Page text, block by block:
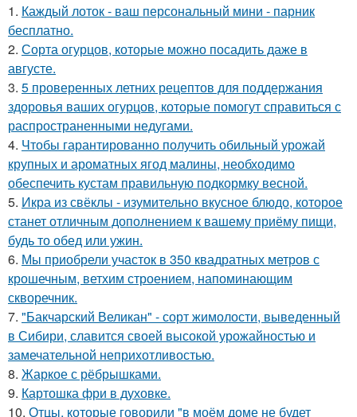
1. Каждый лоток - ваш персональный мини - парник
бесплатно.
2. Сорта огурцов, которые можно посадить даже в
августе.
3. 5 проверенных летних рецептов для поддержания
здоровья ваших огурцов, которые помогут справиться с
распространенными недугами.
4. Чтобы гарантированно получить обильный урожай
крупных и ароматных ягод малины, необходимо
обеспечить кустам правильную подкормку весной.
5. Икра из свёклы - изумительно вкусное блюдо, которое
станет отличным дополнением к вашему приёму пищи,
будь то обед или ужин.
6. Мы приобрели участок в 350 квадратных метров с
крошечным, ветхим строением, напоминающим
скворечник.
7. "Бакчарский Великан" - сорт жимолости, выведенный
в Сибири, славится своей высокой урожайностью и
замечательной неприхотливостью.
8. Жаркое с рёбрышками.
9. Картошка фри в духовке.
10. Отцы, которые говорили "в моём доме не будет